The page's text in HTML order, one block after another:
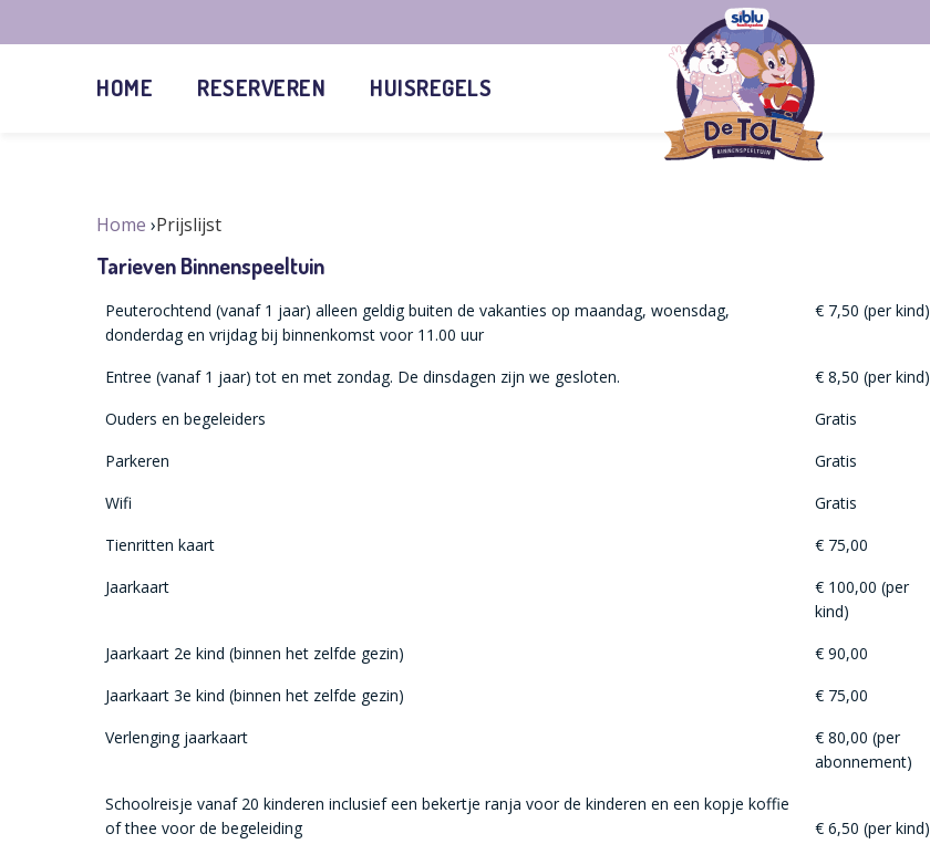
HOME RESERVEREN HUISREGELS
Home Prijslijst
Tarieven Binnenspeeltuin
Peuterochtend (vanaf 1 jaar) alleen geldig buiten de vakanties op maandag, woensdag,
donderdag en vrijdag bij binnenkomst voor 11.00 uur
€ 7,50 (per kind)
Entree (vanaf 1 jaar) tot en met zondag. De dinsdagen zijn we gesloten.
€ 8,50 (per kind)
Ouders en begeleiders
Gratis
Parkeren
Gratis
Wifi
Gratis
Tienritten kaart
€ 75,00
Jaarkaart
€ 100,00 (per
kind)
Jaarkaart 2e kind (binnen het zelfde gezin)
€ 90,00
Jaarkaart 3e kind (binnen het zelfde gezin)
€ 75,00
Verlenging jaarkaart
€ 80,00 (per
abonnement)
Schoolreisje vanaf 20 kinderen inclusief een bekertje ranja voor de kinderen en een kopje koffie
of thee voor de begeleiding
€ 6,50 (per kind)